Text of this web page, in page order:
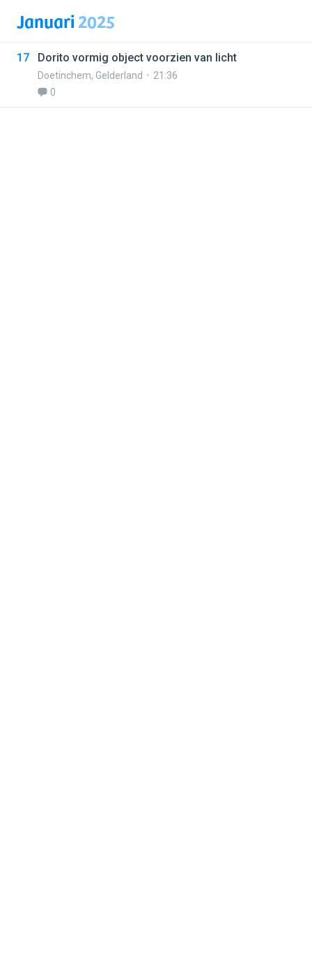
Januari2025
17 Dorito vormig object voorzien van licht
Doetinchem, Gelderland
21:36
0